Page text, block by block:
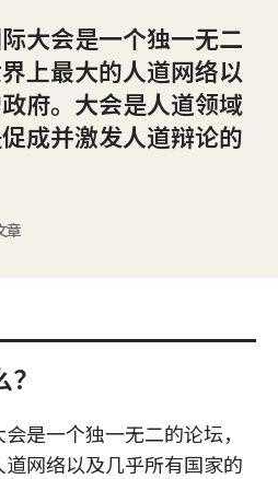
大会是一个独一无二
上最大的人道网络以
府。大会是人道领域
成并激发人道辩论的
章
是一个独一无二的论坛，
网络以及几乎所有国家的